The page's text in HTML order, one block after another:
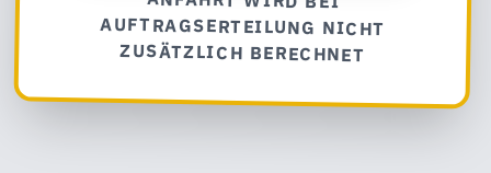
ZUSÄTZLICH BERECHNET